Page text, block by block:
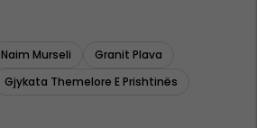
Naim Murseli
Granit Plava
Gjykata Themelore E Prishtinës